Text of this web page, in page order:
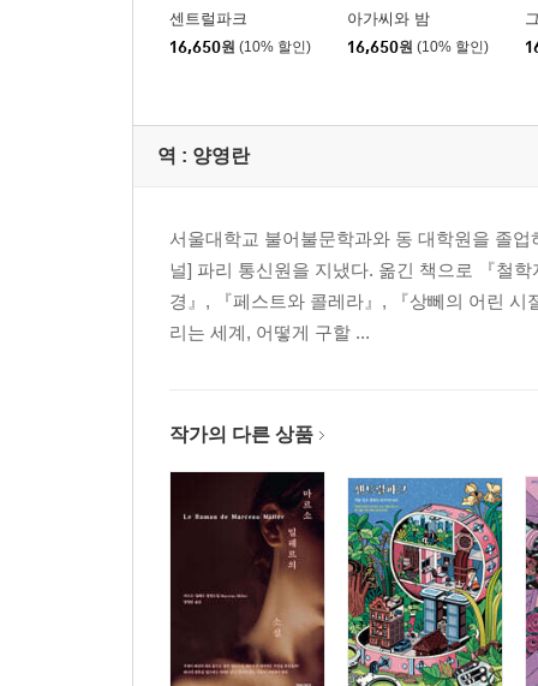
센트럴파크
16,650원 (10% 할인)
아가씨와 밤
16,650원 (10% 할인)
역 : 양영란
서울대학교 불어불문학과와 동 대학원을 졸
널] 파리 통신원을 지냈다. 옮긴 책으로 『철
경』, 『페스트와 콜레라』, 『상뻬의 어린
리는 세계, 어떻게 구할 ...
작가의 다른 상품